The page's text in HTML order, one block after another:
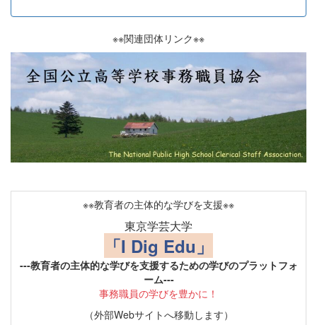
※※関連団体リンク※※
※※教育者の主体的な学びを支援※※
東京学芸大学
「I Dig Edu」
---教育者の主体的な学びを支援するための学びのプラットフォ
ーム---
事務職員の学びを豊かに！
（外部Webサイトへ移動します）